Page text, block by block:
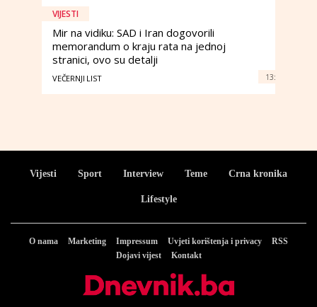
VIJESTI
Mir na vidiku: SAD i Iran dogovorili
memorandum o kraju rata na jednoj
stranici, ovo su detalji
VEČERNJI LIST 13:
Vijesti Sport Interview Teme Crna kronika
Lifestyle
O nama Marketing Impressum Uvjeti korištenja i privacy
RSS
Dojavi vijest
Kontakt